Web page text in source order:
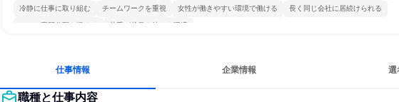
冷静に仕事に取り組む チームワークを重視 女性が働きやすい環境で働ける 長く同じ会社に居続けられる
一つの専門分野を極める 若手が裁量を持てる環境
仕事情報 企業情報 選
職種と仕事内容